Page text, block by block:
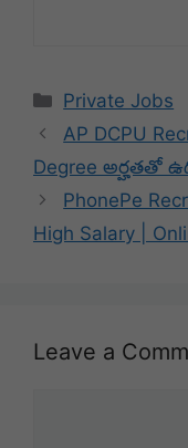
Categories
Private Jobs
AP DCPU
Degree అర్హతతో
PhonePe
High Salary |
Leave a